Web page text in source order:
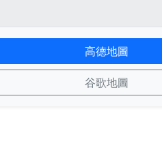
高德地圖
谷歌地圖